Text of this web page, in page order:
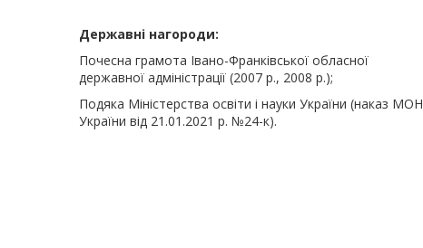
Державні нагороди
Почесна грамота Івано-Франківської обласної
державної адміністрації (2007 р., 2008 р.);
Подяка Міністерства освіти і науки України (наказ МОН
України від 21.01.2021 р. №24-к).